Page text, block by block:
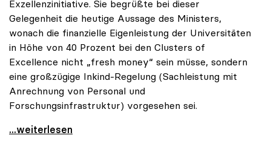
Exzellenzinitiative. Sie begrüßte bei dieser
Gelegenheit die heutige Aussage des Ministers,
wonach die finanzielle Eigenleistung der Universitäten
in Höhe von 40 Prozent bei den Clusters of
Excellence nicht „fresh money“ sein müsse, sondern
eine großzügige Inkind-Regelung (Sachleistung mit
Anrechnung von Personal und
Forschungsinfrastruktur) vorgesehen sei.
Seidler zur Exzellenzinitiative: Erfolg hängt von
...weiterlesen